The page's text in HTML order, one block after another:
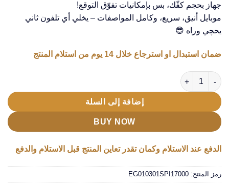
جهاز بحجم كفّك، بس بإمكانيات تفوّق التوقع!
موبايل أنيق، سريع، وكامل المواصفات – يخلي أي تلفون ثاني
يحچي وراه 😎
ضمان استبدال او استرجاع خلال 14 يوم من استلام المنتج
كمية " هاتف ذكي Mini Smart Phone i 17"
إضافة إلى السلة
BUY NOW
الدفع عند الاستلام وكمان تقدر تعاين المنتج قبل الاستلام والدفع
رمز المنتج: EG010301SPI17000